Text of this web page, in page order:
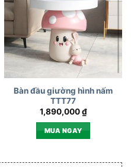
Bàn đầu giường hình nấm
TTT77
1,890,000₫
MUA NGAY